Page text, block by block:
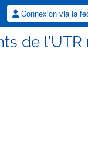
Connexion via la
de l'UTR